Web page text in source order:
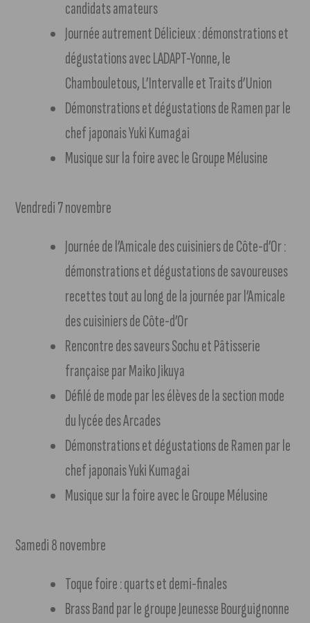
candidats amateurs
Journée autrement Délicieux : démonstrations et
dégustations avec LADAPT-Yonne, le
Chambouletous, L’Intervalle et Traits d’Union
Démonstrations et dégustations de Ramen par le
chef japonais Yuki Kumagai
Musique sur la foire avec le Groupe Mélusine
Vendredi 7 novembre
Journée de l’Amicale des cuisiniers de Côte-d’Or :
démonstrations et dégustations de savoureuses
recettes tout au long de la journée par l’Amicale
des cuisiniers de Côte-d’Or
Rencontre des saveurs Sochu et Pâtisserie
française par Maiko Jikuya
Défilé de mode par les élèves de la section mode
du lycée des Arcades
Démonstrations et dégustations de Ramen par le
chef japonais Yuki Kumagai
Musique sur la foire avec le Groupe Mélusine
Samedi 8 novembre
Toque foire : quarts et demi-finales
Brass Band par le groupe Jeunesse Bourguignonne